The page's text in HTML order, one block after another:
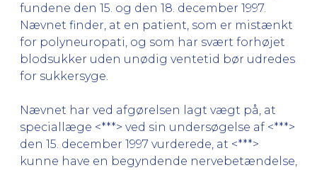
fundene den 15. og den 18. december 1997.
Nævnet finder, at en patient, som er mistænkt
for polyneuropati, og som har svært forhøjet
blodsukker uden unødig ventetid bør udredes
for sukkersyge.
Nævnet har ved afgørelsen lagt vægt på, at
speciallæge <***> ved sin undersøgelse af <***>
den 15. december 1997 vurderede, at <***>
kunne have en begyndende nervebetændelse,